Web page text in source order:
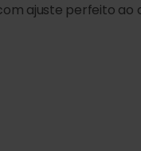
ajuste perfeito ao